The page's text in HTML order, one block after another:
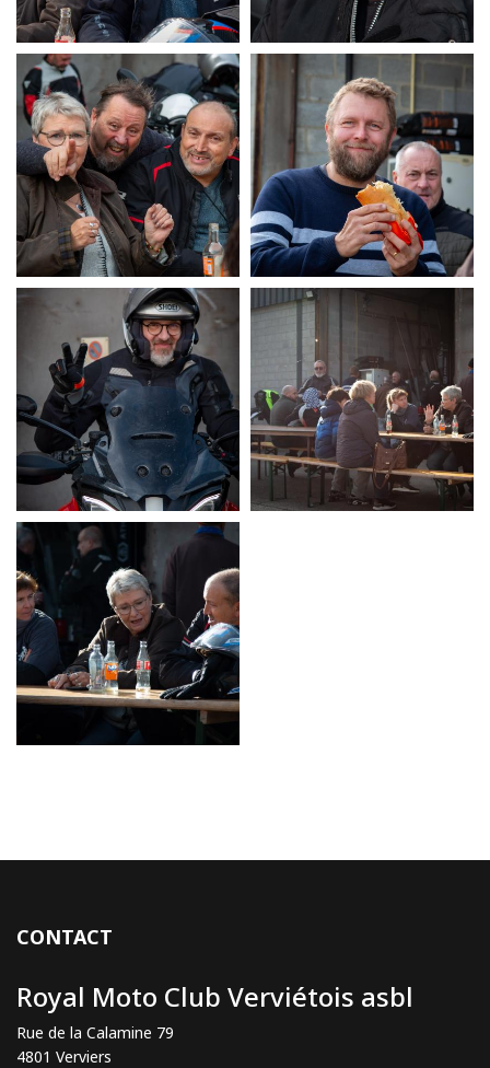
CONTACT
Royal Moto Club Verviétois asbl
Rue de la Calamine 79
4801 Verviers